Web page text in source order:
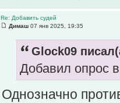
Re: Добавить судей
Димаш 07 янв 2025, 19:35
Glock09
Добавил опрос
Однозначно